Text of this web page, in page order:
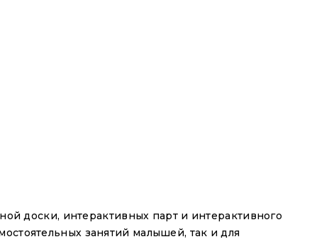
доски, интерактивных парт и интерактивного
занятий малышей, так и для